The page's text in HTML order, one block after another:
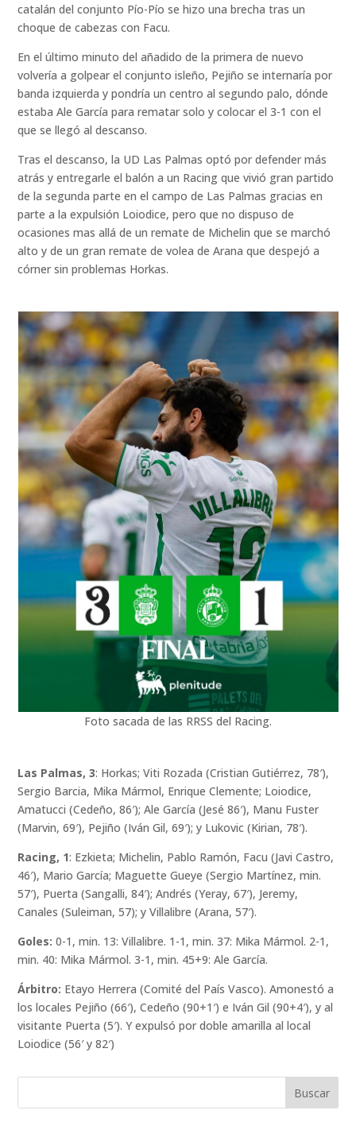
catalán del conjunto Pío-Pío se hizo una brecha tras un
choque de cabezas con Facu.
En el último minuto del añadido de la primera de nuevo
volvería a golpear el conjunto isleño, Pejiño se internaría por
banda izquierda y pondría un centro al segundo palo, dónde
estaba Ale García para rematar solo y colocar el 3-1 con el
que se llegó al descanso.
Tras el descanso, la UD Las Palmas optó por defender más
atrás y entregarle el balón a un Racing que vivió gran partido
de la segunda parte en el campo de Las Palmas gracias en
parte a la expulsión Loiodice, pero que no dispuso de
ocasiones mas allá de un remate de Michelin que se marchó
alto y de un gran remate de volea de Arana que despejó a
córner sin problemas Horkas.
Foto sacada de las RRSS del Racing.
Las Palmas, 3: Horkas; Viti Rozada (Cristian Gutiérrez, 78′),
Sergio Barcia, Mika Mármol, Enrique Clemente; Loiodice,
Amatucci (Cedeño, 86′); Ale García (Jesé 86′), Manu Fuster
(Marvin, 69′), Pejiño (Iván Gil, 69′); y Lukovic (Kirian, 78′).
Racing, 1: Ezkieta; Michelin, Pablo Ramón, Facu (Javi Castro,
46′), Mario García; Maguette Gueye (Sergio Martínez, min.
57′), Puerta (Sangalli, 84′); Andrés (Yeray, 67′), Jeremy,
Canales (Suleiman, 57); y Villalibre (Arana, 57′).
Goles: 0-1, min. 13: Villalibre. 1-1, min. 37: Mika Mármol. 2-1,
min. 40: Mika Mármol. 3-1, min. 45+9: Ale García.
Árbitro: Etayo Herrera (Comité del País Vasco). Amonestó a
los locales Pejiño (66′), Cedeño (90+1′) e Iván Gil (90+4′), y al
visitante Puerta (5′). Y expulsó por doble amarilla al local
Loiodice (56′ y 82′)
Buscar